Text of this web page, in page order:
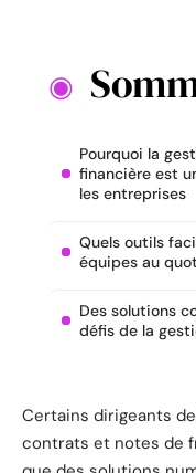
Pourquoi la
financière est
les entreprises
Quels outils
équipes au
Des solutions
défis de la
Certains dirigeants
contrats et notes de